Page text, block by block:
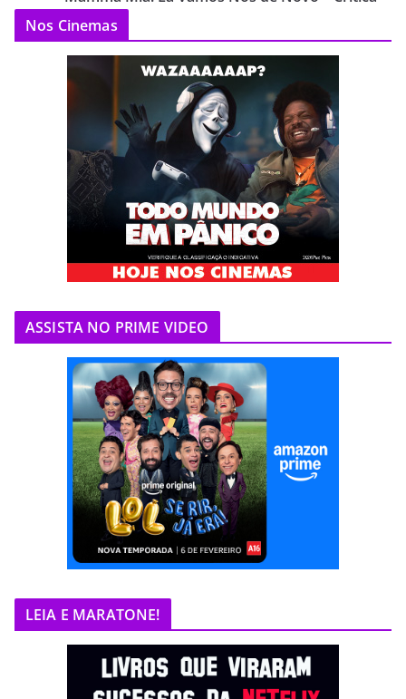
Nos Cinemas
ASSISTA NO PRIME VIDEO
LEIA E MARATONE!